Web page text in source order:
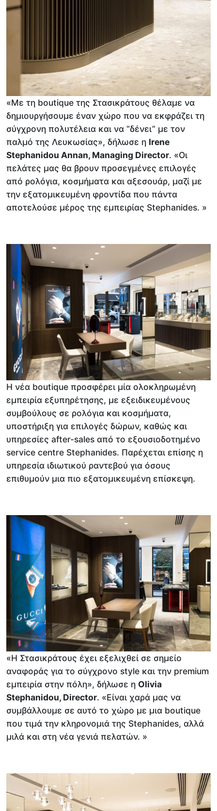
«Με τη boutique της Στασικράτους θέλαμε να
δημιουργήσουμε έναν χώρο που να εκφράζει τη
σύγχρονη πολυτέλεια και να “δένει” με τον
παλμό της Λευκωσίας», δήλωσε η Irene
Stephanidou Annan, Managing Director. «Οι
πελάτες μας θα βρουν προσεγμένες επιλογές
από ρολόγια, κοσμήματα και αξεσουάρ, μαζί με
την εξατομικευμένη φροντίδα που πάντα
αποτελούσε μέρος της εμπειρίας Stephanides. »
Η νέα boutique προσφέρει μία ολοκληρωμένη
εμπειρία εξυπηρέτησης, με εξειδικευμένους
συμβούλους σε ρολόγια και κοσμήματα,
υποστήριξη για επιλογές δώρων, καθώς και
υπηρεσίες after-sales από το εξουσιοδοτημένο
service centre Stephanides. Παρέχεται επίσης η
υπηρεσία ιδιωτικού ραντεβού για όσους
επιθυμούν μια πιο εξατομικευμένη επίσκεψη.
«Η Στασικράτους έχει εξελιχθεί σε σημείο
αναφοράς για το σύγχρονο style και την premium
εμπειρία στην πόλη», δήλωσε η Olivia
Stephanidou, Director. «Είναι χαρά μας να
συμβάλλουμε σε αυτό το χώρο με μια boutique
που τιμά την κληρονομιά της Stephanides, αλλά
μιλά και στη νέα γενιά πελατών. »